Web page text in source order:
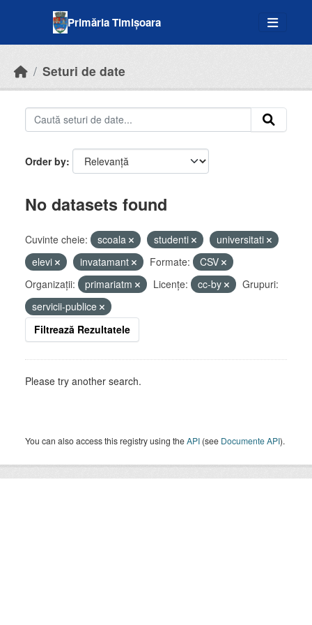
Primăria Timișoara
Seturi de date
Order by
No datasets found
Cuvinte cheie: scoala studenti
universitati
elevi
invatamant Formate:
CSV
Organizații:
primariatm Licenţe: cc-by
Grupuri:
servicii-publice
Filtrează Rezultatele
Please try another search.
You can also access this registry using theAPI (see Documente API).